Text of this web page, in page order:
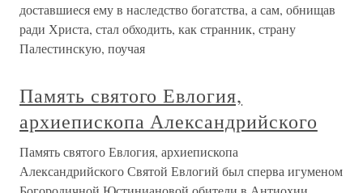
доставшиеся ему в наследство богатства, а сам, обнищав
ради Христа, стал обходить, как странник, страну
Палестинскую, поучая
Память святого Евлогия,
архиепископа Александрийского
Память святого Евлогия, архиепископа
Александрийского Святой Евлогий был сперва игуменом